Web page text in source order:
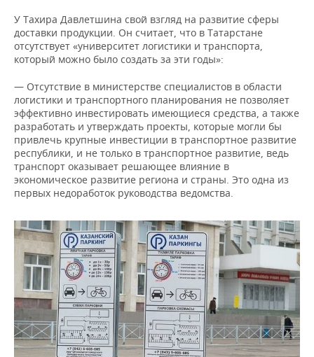
У Тахира Давлетшина свой взгляд на развитие сферы
доставки продукции. Он считает, что в Татарстане
отсутствует «университет логистики и транспорта,
который можно было создать за эти годы»:
— Отсутствие в министерстве специалистов в области
логистики и транспортного планирования не позволяет
эффективно инвестировать имеющиеся средства, а также
разработать и утверждать проекты, которые могли бы
привлечь крупные инвестиции в транспортное развитие
республики, и не только в транспортное развитие, ведь
транспорт оказывает решающее влияние в
экономическое развитие региона и страны. Это одна из
первых недоработок руководства ведомства.